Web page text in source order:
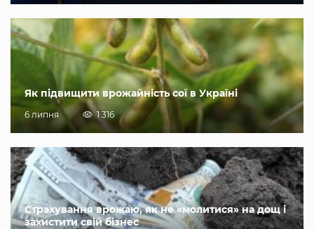
Як підвищити врожайність сої в Україні
6 липня 1 316
Страхування врожаю, як не «молитися» на дощ і
захистити свій бізнес